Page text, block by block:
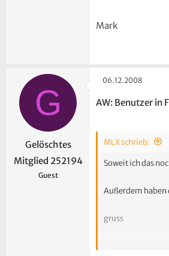
Mark
G
Gelöschtes
Mitglied 252194
Guest
06.12.2008
AW: Benutzer in
MLX schrieb:
Soweit ich das
Außerdem haben
gruss